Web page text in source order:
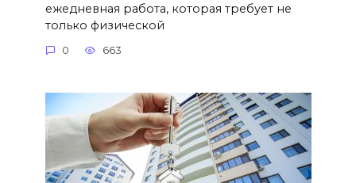
ежедневная работа, которая требует не
только физической
0 663